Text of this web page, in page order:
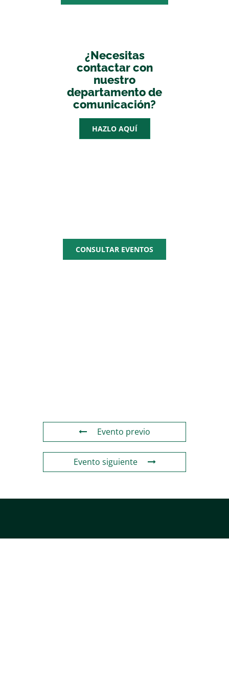
¿Necesitas
contactar con
nuestro
departamento de
comunicación?
HAZLO AQUÍ
CONSULTAR EVENTOS
Evento previo
Evento siguiente